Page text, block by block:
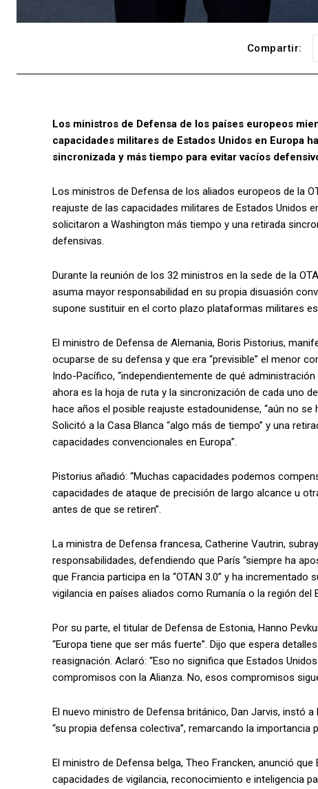
Compartir:
Los ministros de Defensa de los países europeos
capacidades militares de Estados Unidos en Europa
sincronizada y más tiempo para evitar vacíos
Los ministros de Defensa de los aliados europeos de la
reajuste de las capacidades militares de Estados Unidos
solicitaron a Washington más tiempo y una retirada
defensivas.
Durante la reunión de los 32 ministros en la sede de la
asuma mayor responsabilidad en su propia disuasión
supone sustituir en el corto plazo plataformas militares
El ministro de Defensa de Alemania, Boris Pistorius,
ocuparse de su defensa y que era “previsible” el menor
Indo-Pacífico, “independientemente de qué
ahora es la hoja de ruta y la sincronización de cada uno
hace años el posible reajuste estadounidense, “aún no
Solicitó a la Casa Blanca “algo más de tiempo” y una
capacidades convencionales en Europa”.
Pistorius añadió: “Muchas capacidades podemos
capacidades de ataque de precisión de largo alcance u
antes de que se retiren”.
La ministra de Defensa francesa, Catherine Vautrin,
responsabilidades, defendiendo que París “siempre ha
que Francia participa en la “OTAN 3.0” y ha
vigilancia en países aliados como Rumanía o la región del
Por su parte, el titular de Defensa de Estonia, Hanno
“Europa tiene que ser más fuerte”. Dijo que espera
reasignación. Aclaró: “Eso no significa que Estados
compromisos con la Alianza. No, esos compromisos
El nuevo ministro de Defensa británico, Dan Jarvis, instó
“su propia defensa colectiva”, remarcando la importancia
El ministro de Defensa belga, Theo Francken, anunció
capacidades de vigilancia, reconocimiento e inteligencia